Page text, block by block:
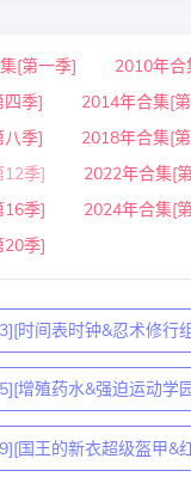
[第一季] 2010年合
季]
2014年合集[
季]
2018年合集[
12季]
2022年合集[
16季]
2024年合集[
20季]
时间表时钟&忍术修行
增殖药水&强迫运动学
国王的新衣超级盔甲&